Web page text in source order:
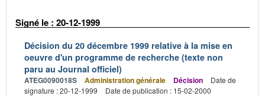
Signé le : 20-12-1999
Décision du 20 décembre 1999 relative à la mise en
oeuvre d'un programme de recherche (texte non
paru au Journal officiel)
ATEG0090018S Administration générale Décision
Date de
signature : 20-12-1999
Date de publication : 15-02-2000